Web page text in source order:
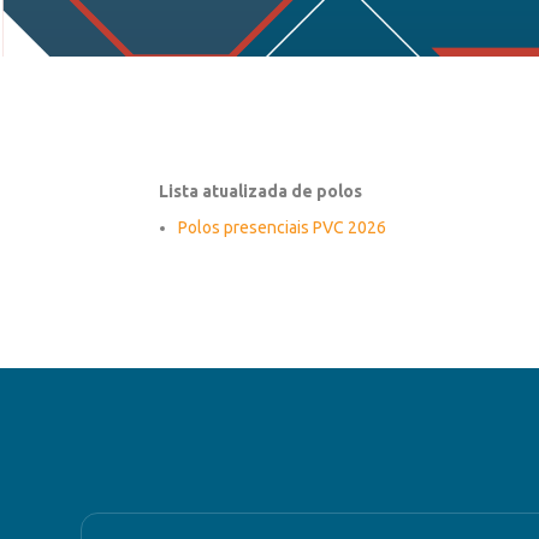
Lista atualizada de polos
Polos presenciais PVC 2026